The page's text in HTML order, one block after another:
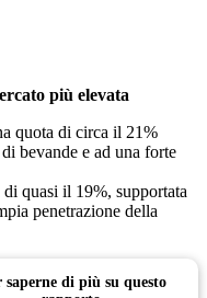
più elevata
quota di circa il 21%
bevande e ad una forte
di quasi il 19%, supportata
penetrazione della
saperne di più su questo